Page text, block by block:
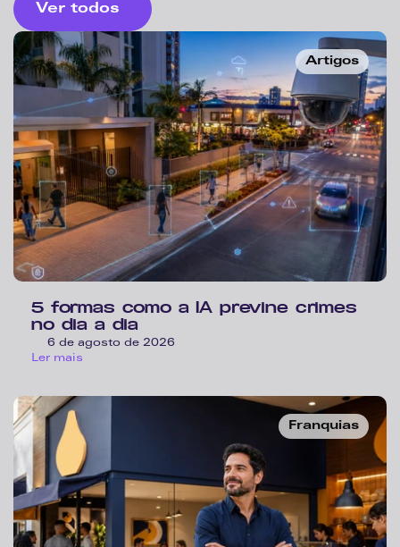
Ver todos
Artigos
5 formas como a IA previne crimes
no dia a dia
6 de agosto de 2026
Ler mais
Franquias